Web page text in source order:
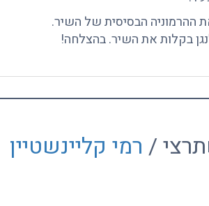
ההרמוניה הבסיסית של השיר.
בקלות את השיר. בהצלחה!
/ רמי קליינשטיין